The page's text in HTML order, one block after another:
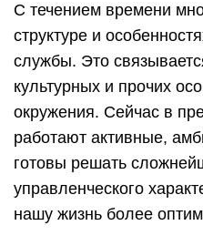
С течением времени
структуре и
службы. Это
культурных и прочих
окружения. Сейчас в
работают активные,
готовы решать
управленческого
нашу жизнь более